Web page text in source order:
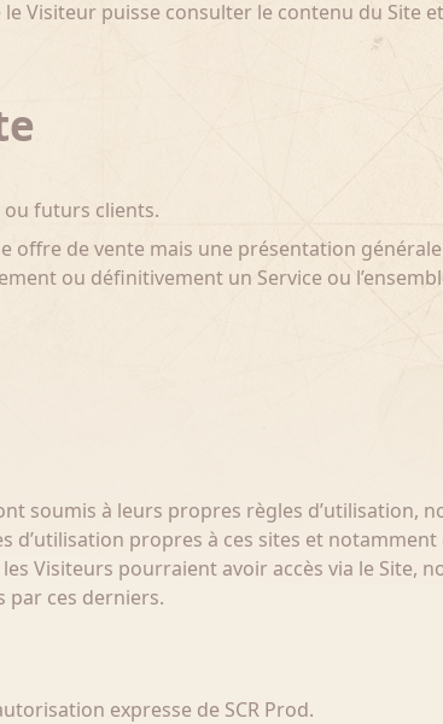
Visiteur puisse consulter le contenu du Site
ou futurs clients.
de vente mais une présentation
ou définitivement un Service ou
soumis à leurs propres règles d’utilisation,
propres à ces sites et
Visiteurs pourraient avoir accès via le Site,
par ces derniers.
expresse de SCR Prod.